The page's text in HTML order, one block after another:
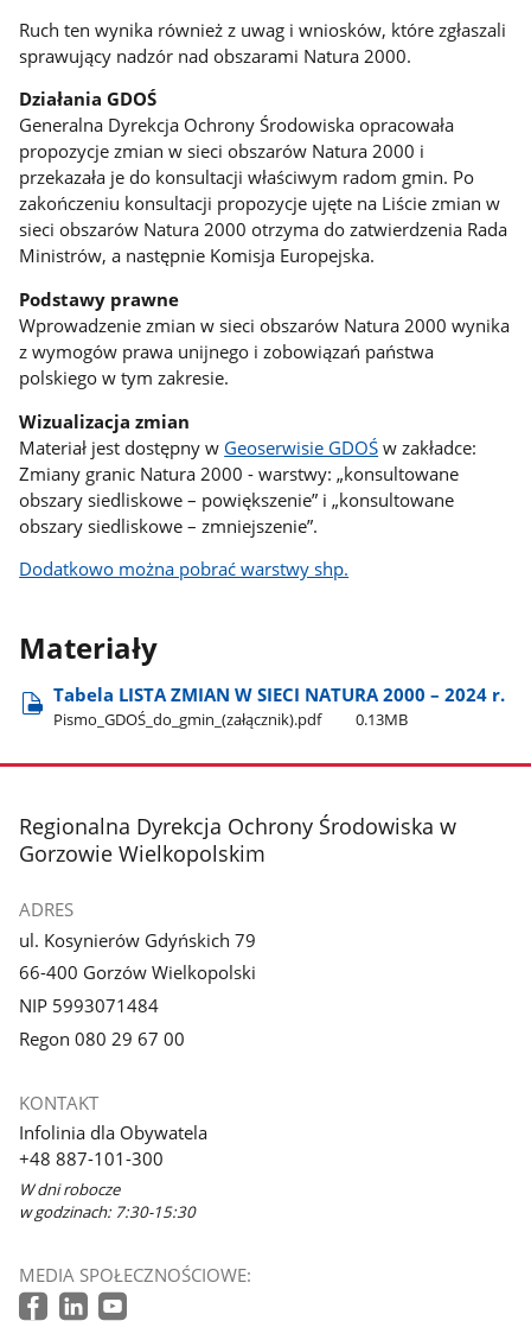
Ruch ten wynika również z uwag i wniosków, które zgłaszali
sprawujący nadzór nad obszarami Natura 2000.
Działania GDOŚ
Generalna Dyrekcja Ochrony Środowiska opracowała
propozycje zmian w sieci obszarów Natura 2000 i
przekazała je do konsultacji właściwym radom gmin. Po
zakończeniu konsultacji propozycje ujęte na Liście zmian w
sieci obszarów Natura 2000 otrzyma do zatwierdzenia Rada
Ministrów, a następnie Komisja Europejska.
Podstawy prawne
Wprowadzenie zmian w sieci obszarów Natura 2000 wynika
z wymogów prawa unijnego i zobowiązań państwa
polskiego w tym zakresie.
Wizualizacja zmian
Materiał jest dostępny w Geoserwisie GDOŚ w zakładce:
Zmiany granic Natura 2000 - warstwy: „konsultowane
obszary siedliskowe – powiększenie” i „konsultowane
obszary siedliskowe – zmniejszenie”.
Dodatkowo można pobrać warstwy shp.
Materiały
Tabela LISTA ZMIAN W SIECI NATURA 2000 – 2024 r.
Pismo​_GDOŚ​_do​_gmin​_(załącznik).pdf 0.13MB
stopka
Regionalna Dyrekcja Ochrony Środowiska w
Gorzowie Wielkopolskim
ADRES
ul. Kosynierów Gdyńskich 79
66-400 Gorzów Wielkopolski
NIP 5993071484
Regon 080 29 67 00
KONTAKT
Infolinia dla Obywatela
+48 887-101-300
W dni robocze
w godzinach: 7:30-15:30
MEDIA SPOŁECZNOŚCIOWE: